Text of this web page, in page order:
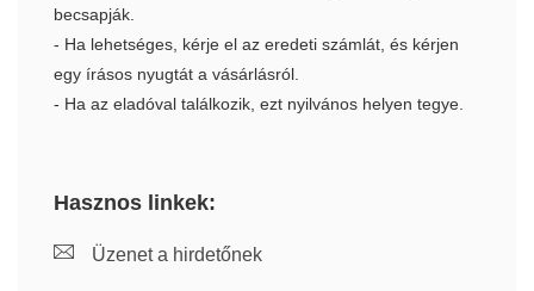
becsapják.
- Ha lehetséges, kérje el az eredeti számlát, és kérjen
egy írásos nyugtát a vásárlásról.
- Ha az eladóval találkozik, ezt nyilvános helyen tegye.
Hasznos linkek:
Üzenet a hirdetőnek